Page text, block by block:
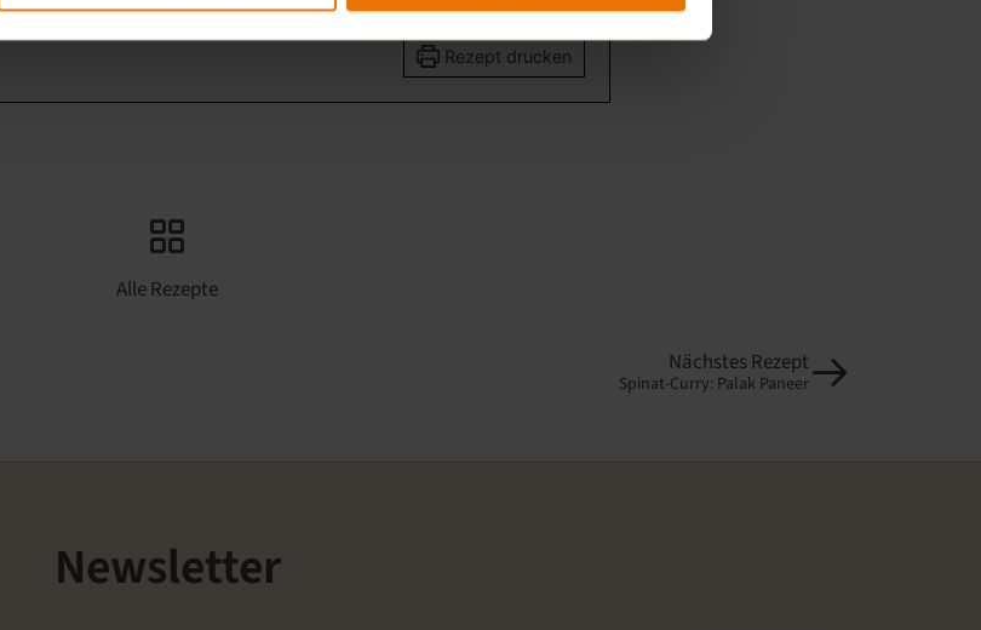
Rezept drucken
Alle Rezepte
Nächstes Rezept
Spinat-Curry: Palak Paneer
Newsletter